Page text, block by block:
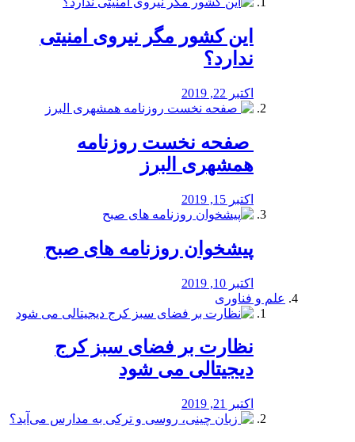
این کشور مگر نیروی امنیتی
ندارد؟
اکتبر 22, 2019
️ صفحه نخست روزنامه‌
همشهری البرز
اکتبر 15, 2019
پیشخوان روزنامه های صبح
اکتبر 10, 2019
علم و فناوری
نظارت بر فضای سبز کرج
دیجیتالی می شود
اکتبر 21, 2019